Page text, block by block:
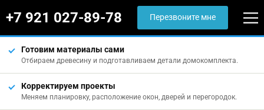
+7 921 027-89-78 Перезвоните мне
Готовим материалы сами
Отбираем древесину и подготавливаем детали домокомплекта.
Корректируем проекты
Меняем планировку, расположение окон, дверей и перегородок.